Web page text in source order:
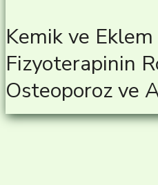
Kemik ve Eklem
Fizyoterapinin
Osteoporoz ve